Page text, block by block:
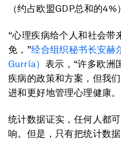
（约占欧盟GDP总和的4%
“心理疾病给个人和社会带
免，”经合组织秘书长安赫
Gurría） 表示，“许多欧洲
疾病的政策和方案，但我
进和更好地管理心理健康
统计数据证实，任何人都
响。但是，只有把统计数